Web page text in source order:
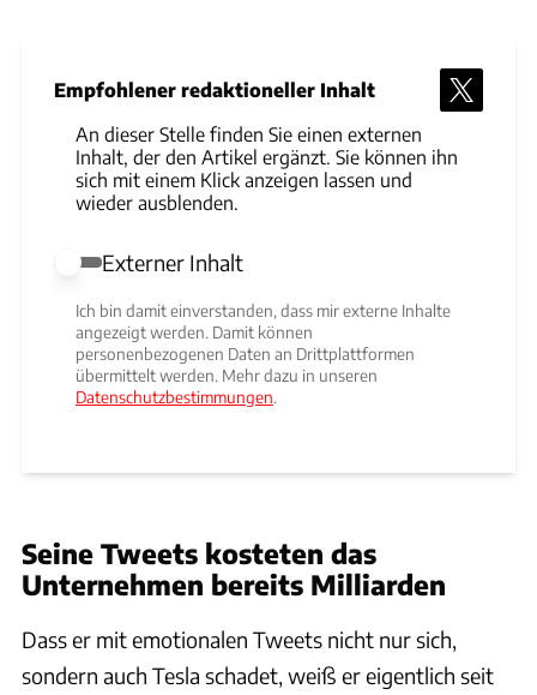
Empfohlener redaktioneller Inhalt
An dieser Stelle finden Sie einen externen
Inhalt, der den Artikel ergänzt. Sie können ihn
sich mit einem Klick anzeigen lassen und
wieder ausblenden.
Externer Inhalt erlauben
Externer Inhalt
Ich bin damit einverstanden, dass mir externe Inhalte
angezeigt werden. Damit können
personenbezogenen Daten an Drittplattformen
übermittelt werden. Mehr dazu in unseren
Datenschutzbestimmungen.
Seine Tweets kosteten das
Unternehmen bereits Milliarden
Dass er mit emotionalen Tweets nicht nur sich,
sondern auch Tesla schadet, weiß er eigentlich seit